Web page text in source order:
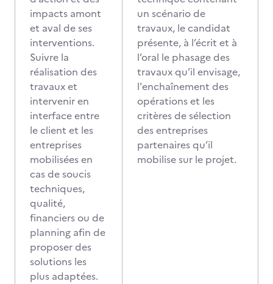
impacts amont
et aval de ses
interventions.
Suivre la
réalisation des
travaux et
intervenir en
interface entre
le client et les
entreprises
mobilisées en
cas de soucis
techniques,
qualité,
financiers ou de
planning afin de
proposer des
solutions les
plus adaptées.
un scénario de
travaux, le candidat
présente, à l’écrit et à
l’oral le phasage des
travaux qu’il envisage,
l'enchaînement des
opérations et les
critères de sélection
des entreprises
partenaires qu’il
mobilise sur le projet.